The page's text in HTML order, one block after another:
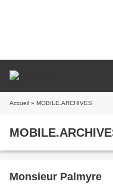
Accueil » MOBILE.ARCHIVES
Monsieur Palmyre